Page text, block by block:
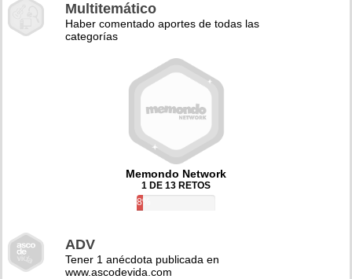
Multitemático
Haber comentado aportes de todas las
categorías
Memondo Network
1 DE 13 RETOS
8%
ADV
Tener 1 anécdota publicada en
www.ascodevida.com